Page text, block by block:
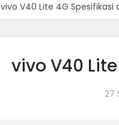
vivo V40 Lite 4G Spesifikasi
vivo V40
27